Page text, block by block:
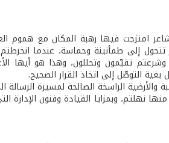
امتزجت فيها رهبة المكان مع هموم
تتحول إلى طمأنينة وحماسة، عندما
وشرعتم تقيّمون وتحللون، وهذا هو أيها
التوصّل إلى اتخاذ القرار الصحيح.
الراسخة الصالحة لمسيرة الرسالة
نهلتم، وبمزايا القيادة وفنون الإدارة